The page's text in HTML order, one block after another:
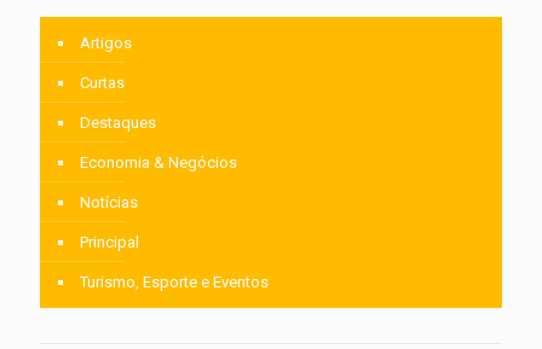
Artigos
Curtas
Destaques
Economia & Negócios
Notícias
Principal
Turismo, Esporte e Eventos